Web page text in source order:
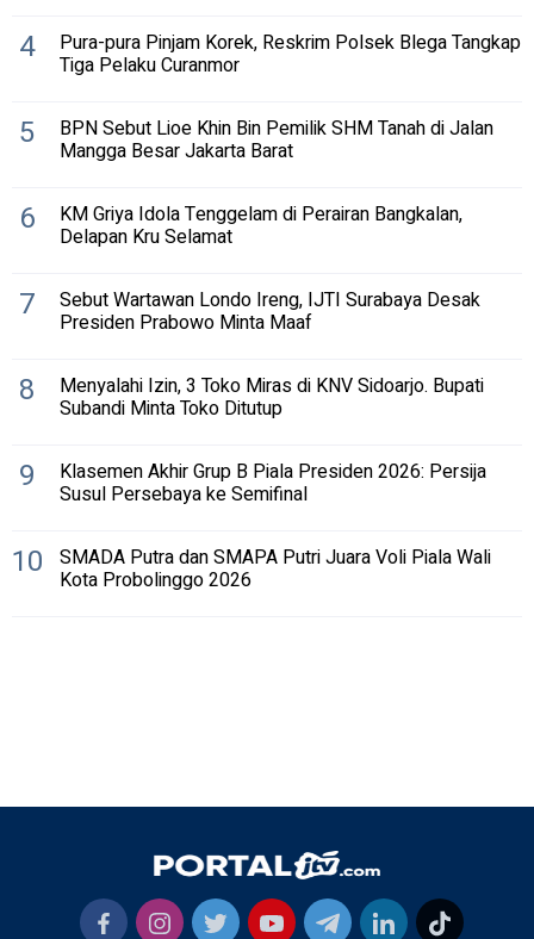
4 Pura-pura Pinjam Korek, Reskrim Polsek Blega Tangkap
Tiga Pelaku Curanmor
5 BPN Sebut Lioe Khin Bin Pemilik SHM Tanah di Jalan
Mangga Besar Jakarta Barat
6 KM Griya Idola Tenggelam di Perairan Bangkalan,
Delapan Kru Selamat
7 Sebut Wartawan Londo Ireng, IJTI Surabaya Desak
Presiden Prabowo Minta Maaf
8 Menyalahi Izin, 3 Toko Miras di KNV Sidoarjo. Bupati
Subandi Minta Toko Ditutup
9 Klasemen Akhir Grup B Piala Presiden 2026: Persija
Susul Persebaya ke Semifinal
10 SMADA Putra dan SMAPA Putri Juara Voli Piala Wali
Kota Probolinggo 2026